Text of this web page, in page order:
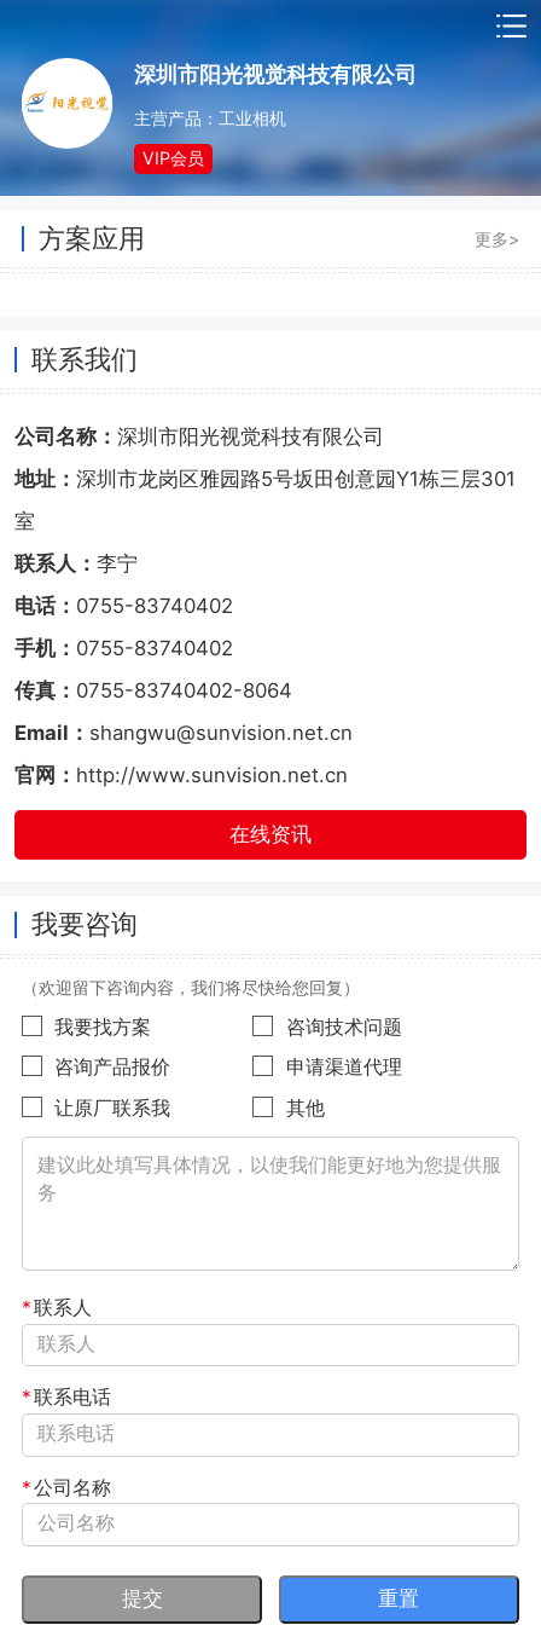
深圳市阳光视觉科技有限公司
主营产品：工业相机
VIP会员
方案应用 更多>
联系我们
公司名称： 深圳市阳光视觉科技有限公司
地址： 深圳市龙岗区雅园路5号坂田创意园Y1栋三层301
室
联系人： 李宁
电话： 0755-83740402
手机： 0755-83740402
传真： 0755-83740402-8064
Email： shangwu@sunvision.net.cn
官网： http://www.sunvision.net.cn
在线资讯
我要咨询
（欢迎留下咨询内容，我们将尽快给您回复）
我要找方案
咨询技术问题
咨询产品报价
申请渠道代理
让原厂联系我
其他
*联系人
*联系电话
*公司名称